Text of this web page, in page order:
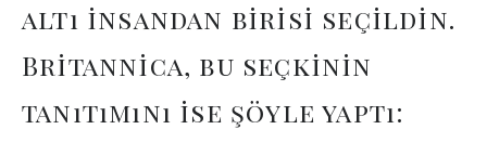
altı insandan birisi seçildin.
Britannica, bu seçkinin
tanıtımını ise şöyle yaptı: